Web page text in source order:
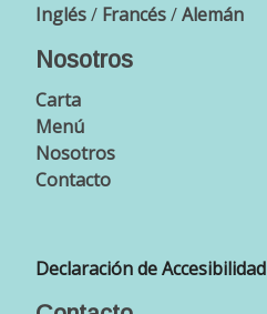
Inglés/ Francés/Alemán
Nosotros
Carta
Menú
Nosotros
Contacto
Declaración de Accesibilidad